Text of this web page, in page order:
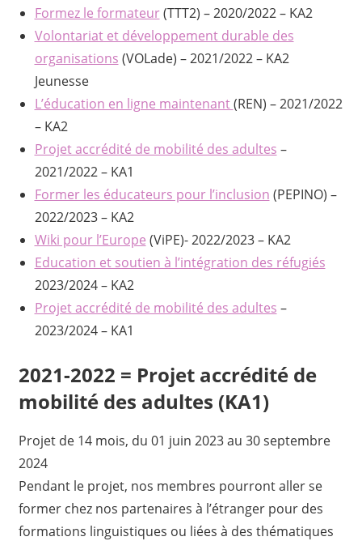
Formez le formateur(TTT2) – 2020/2022 – KA2
Volontariat et développement durable des
organisations (VOLade) – 2021/2022 – KA2
Jeunesse
L’éducation en ligne maintenant(REN) – 2021/2022
– KA2
Projet accrédité de mobilité des adultes –
2021/2022 – KA1
Former les éducateurs pour l’inclusion (PEPINO) –
2022/2023 – KA2
Wiki pour l’Europe (ViPE)- 2022/2023 – KA2
Education et soutien à l’intégration des réfugiés
2023/2024 – KA2
Projet accrédité de mobilité des adultes –
2023/2024 – KA1
2021-2022 = Projet accrédité de
mobilité des adultes (KA1)
Projet de 14 mois, du 01 juin 2023 au 30 septembre
2024
Pendant le projet, nos membres pourront aller se
former chez nos partenaires à l’étranger pour des
formations linguistiques ou liées à des thématiques